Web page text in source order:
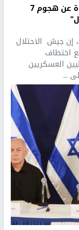
دولة الاحتلال تكشف معلومات جديدة عن هجوم 7
إن جيش الاحتلال
اختطاف
العسكريين
...